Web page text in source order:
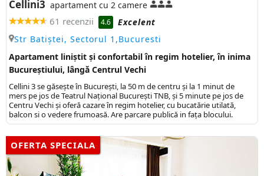
Cellini3 apartament cu 2 camere
61 recenzii 4.6
Excelent
Str Batiștei, Sectorul 1,Bucuresti
Apartament liniștit și confortabil în regim hotelier, în inima
Bucureștiului, lângă Centrul Vechi
Cellini 3 se găsește în București, la 50 m de centru și la 1 minut de
mers pe jos de Teatrul Național București TNB, și 5 minute pe jos de
Centru Vechi și oferă cazare în regim hotelier, cu bucatărie utilată,
balcon si o vedere frumoasă. Are parcare publică in fața blocului.
OFERTA SPECIALA